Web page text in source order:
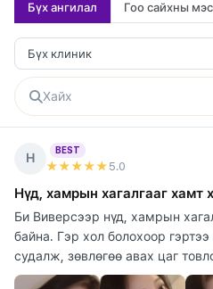
Бүх ангилал Гоо сайхны
Н
BEST
★★★★★ 5.0
Нүд, хамрын хагалгааг хамт
Би Виверсээр нүд, хамрын
байна. Гэр хол болохоор
судалж, зөвлөгөө авах цаг